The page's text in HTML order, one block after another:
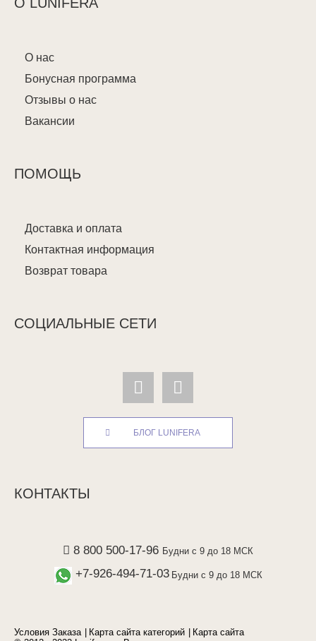
О нас
Бонусная программа
Отзывы о нас
Вакансии
ПОМОЩЬ
Доставка и оплата
Контактная информация
Возврат товара
СОЦИАЛЬНЫЕ СЕТИ
БЛОГ LUNIFERA
КОНТАКТЫ
8 800 500-17-96 Будни с 9 до 18 МСК
+7-926-494-71-03 Будни с 9 до 18 МСК
Условия Заказа Карта сайта категорий
Карта сайта